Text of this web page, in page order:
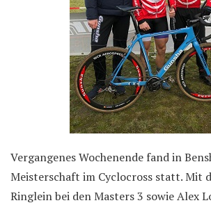
Vergangenes Wochenende fand in
Meisterschaft im Cyclocross statt. Mit
Ringlein bei den Masters 3 sowie Alex